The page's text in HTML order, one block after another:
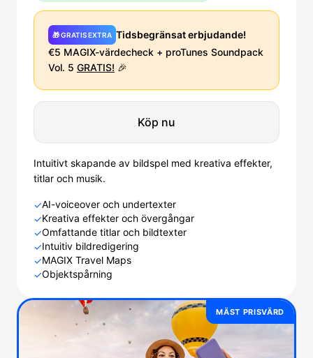
🎁 GRATIS EXTRA Tidsbegränsat erbjudande!
€5 MAGIX-värdecheck + proTunes Soundpack
Vol. 5 GRATIS! 🎉
Köp nu
Intuitivt skapande av bildspel med kreativa effekter,
titlar och musik.
✓AI-voiceover och undertexter
✓Kreativa effekter och övergångar
✓Omfattande titlar och bildtexter
✓Intuitiv bildredigering
✓MAGIX Travel Maps
✓Objektspårning
MÄST PRISVÄRD